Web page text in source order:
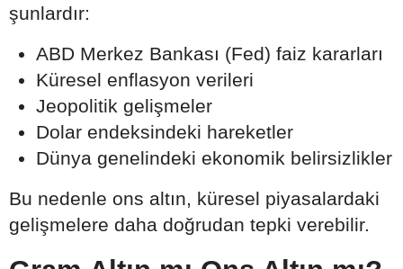
şunlardır:
ABD Merkez Bankası (Fed) faiz kararları
Küresel enflasyon verileri
Jeopolitik gelişmeler
Dolar endeksindeki hareketler
Dünya genelindeki ekonomik belirsizlikler
Bu nedenle ons altın, küresel piyasalardaki
gelişmelere daha doğrudan tepki verebilir.